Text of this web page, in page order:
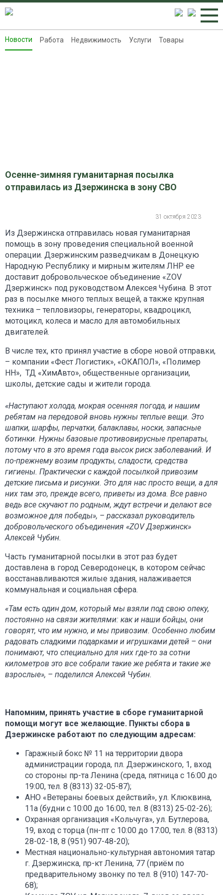
Новости
Новости Работа Недвижимость Услуги Товары
Осенне-зимняя гуманитарная посылка
отправилась из Дзержинска в зону СВО
31 октября 2023
Из Дзержинска отправилась новая гуманитарная
помощь в зону проведения специальной военной
операции. Дзержинским разведчикам в Донецкую
Народную Республику и мирным жителям ЛНР ее
доставит добровольческое объединение «ZOV
Дзержинск» под руководством Алексея Чубина. В этот
раз в посылке много теплых вещей, а также крупная
техника – тепловизоры, генераторы, квадроцикл,
мотоцикл, колеса и масло для автомобильных
двигателей.
В числе тех, кто принял участие в сборе новой отправки,
– компании «Фест Логистик», «ОКАПОЛ», «Полимер
НН», ТД «ХимАвто», общественные организации,
школы, детские сады и жители города.
«Наступают холода, мокрая осенняя погода, и нашим
ребятам на передовой вновь нужны теплые вещи. Это
шапки, шарфы, перчатки, балаклавы, носки, запасные
ботинки. Нужны базовые противовирусные препараты,
потому что в это время года высок риск заболеваний. И
по-прежнему возим продукты, сладости, средства
гигиены. Практически с каждой посылкой привозим
детские письма и рисунки. Это для нас просто вещи, а для
них там это, прежде всего, приветы из дома. Все равно
ведь все скучают по родным, ждут встречи и делают все
возможное для победы», – рассказал руководитель
добровольческого объединения «ZOV Дзержинск»
Алексей Чубин.
Часть гуманитарной посылки в этот раз будет
доставлена в город Северодонецк, в котором сейчас
восстанавливаются жилые здания, налаживается
коммунальная и социальная сфера.
«Там есть один дом, который мы взяли под свою опеку,
постоянно на связи жителями: как и наши бойцы, они
говорят, что им нужно, и мы привозим. Особенно любим
радовать сладкими подарками и игрушками детей – они
понимают, что специально для них где-то за сотни
километров это все собрали такие же ребята и такие же
взрослые», – поделился Алексей Чубин.
Напомним, принять участие в сборе гуманитарной
помощи могут все желающие. Пункты сбора в
Дзержинске работают по следующим адресам:
Гаражный бокс № 11 на территории двора
администрации города, пл. Дзержинского, 1, вход
со стороны пр-та Ленина (среда, пятница с 16:00 до
19:00, тел. 8 (8313) 32-05-87);
АНО «Ветераны боевых действий», ул. Клюквина,
11а (будни с 10:00 до 16:00, тел. 8 (8313) 25-02-26);
Охранная организация «Кольчуга», ул. Бутлерова,
19, вход с торца (пн-пт с 10:00 до 17:00, тел. 8 (8313)
28-02-18, 8 (951) 907-48-20);
Местная национально-культурная автономия татар
г. Дзержинска, пр-кт Ленина, 77 (приём по
предварительному звонку по тел. 8 (910) 147-70-
68);